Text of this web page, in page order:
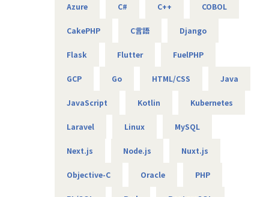
会社の定める範囲
★転勤がない会社
範囲でプロジェクトを選定。
★基本給がベースUPしていく
基本給で勝負している会社です！技術手当等で大きく見せ
ることをしておりません。
昇給は、基本給を上げていくため、賞与や残業代も必然的
スタンバイ期間は、しっかりJ-collegeにて研修を準備。
Azure C# C++ COBOL
CakePHP C言語 Django
Flask Flutter FuelPHP
GCP Go HTML/CSS Java
JavaScript Kotlin Kubernetes
Laravel Linux MySQL
Next.js Node.js Nuxt.js
Objective-C Oracle PHP